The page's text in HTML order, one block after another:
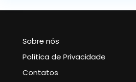
Sobre nós
Política de Privacidade
Contatos